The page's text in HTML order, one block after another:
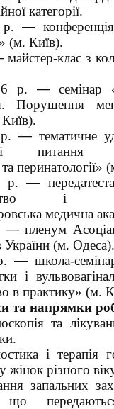
категорії.
р.—
(м. Київ).
майстер-клас з
р. —семінар
Порушення
—тематичне
питання
та
р.—
і
медична
— пленум
України (м. Одеса).
—школа-
і
в практику» (м.
та напрямки
та
і терапія
різного
запальних
що